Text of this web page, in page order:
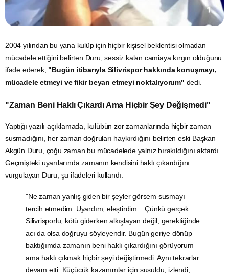
2004 yılından bu yana kulüp için hiçbir kişisel beklentisi olmadan
mücadele ettiğini belirten Duru, sessiz kalan camiaya kırgın olduğunu
ifade ederek, "Bugün itibarıyla Silivrispor hakkında konuşmayı,
mücadele etmeyi ve fikir beyan etmeyi noktalıyorum" dedi.
"Zaman Beni Haklı Çıkardı Ama Hiçbir Şey Değişmedi"
Yaptığı yazılı açıklamada, kulübün zor zamanlarında hiçbir zaman
susmadığını, her zaman doğruları haykırdığını belirten eski Başkan
Akgün Duru, çoğu zaman bu mücadelede yalnız bırakıldığını aktardı.
Geçmişteki uyarılarında zamanın kendisini haklı çıkardığını
vurgulayan Duru, şu ifadeleri kullandı:
"Ne zaman yanlış giden bir şeyler görsem susmayı
tercih etmedim. Uyardım, eleştirdim... Çünkü gerçek
Silivrisporlu, kötü giderken alkışlayan değil; gerektiğinde
acı da olsa doğruyu söyleyendir. Bugün geriye dönüp
baktığımda zamanın beni haklı çıkardığını görüyorum
ama haklı çıkmak hiçbir şeyi değiştirmedi. Aynı tekrarlar
devam etti. Küçücük kazanımlar için susuldu, izlendi,